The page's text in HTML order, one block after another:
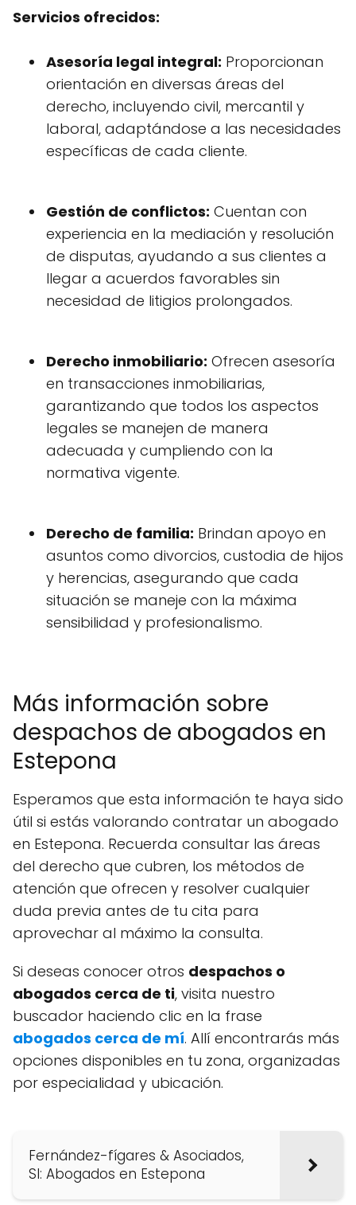
Servicios ofrecidos:
Asesoría legal integral: Proporcionan
orientación en diversas áreas del
derecho, incluyendo civil, mercantil y
laboral, adaptándose a las necesidades
específicas de cada cliente.
Gestión de conflictos: Cuentan con
experiencia en la mediación y resolución
de disputas, ayudando a sus clientes a
llegar a acuerdos favorables sin
necesidad de litigios prolongados.
Derecho inmobiliario: Ofrecen asesoría
en transacciones inmobiliarias,
garantizando que todos los aspectos
legales se manejen de manera
adecuada y cumpliendo con la
normativa vigente.
Derecho de familia: Brindan apoyo en
asuntos como divorcios, custodia de hijos
y herencias, asegurando que cada
situación se maneje con la máxima
sensibilidad y profesionalismo.
Más información sobre
despachos de abogados en
Estepona
Esperamos que esta información te haya sido
útil si estás valorando contratar un abogado
en Estepona. Recuerda consultar las áreas
del derecho que cubren, los métodos de
atención que ofrecen y resolver cualquier
duda previa antes de tu cita para
aprovechar al máximo la consulta.
Si deseas conocer otros despachos o
abogados cerca de ti, visita nuestro
buscador haciendo clic en la frase
abogados cerca de mí. Allí encontrarás más
opciones disponibles en tu zona, organizadas
por especialidad y ubicación.
Fernández-fígares & Asociados,
Sl: Abogados en Estepona